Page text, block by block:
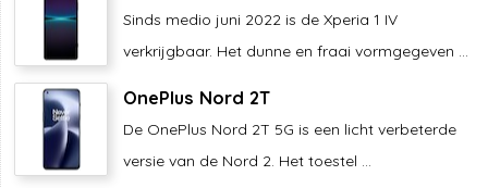
Sinds medio juni 2022 is de Xperia 1 IV
verkrijgbaar. Het dunne en fraai vormgegeven ...
OnePlus Nord 2T
De OnePlus Nord 2T 5G is een licht verbeterde
versie van de Nord 2. Het toestel ...